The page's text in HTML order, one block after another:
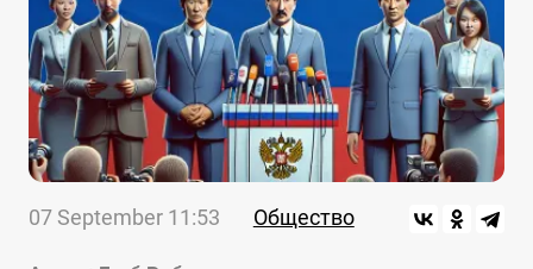
07 September 11:53 Общество